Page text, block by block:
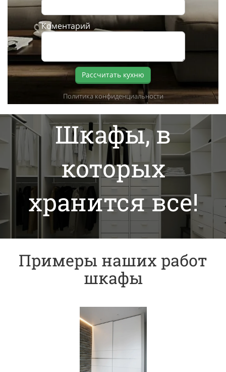
Коментарий
Рассчитать кухню
Политика конфиденциальности
Шкафы, в
которых
хранится все!
Примеры наших работ
шкафы